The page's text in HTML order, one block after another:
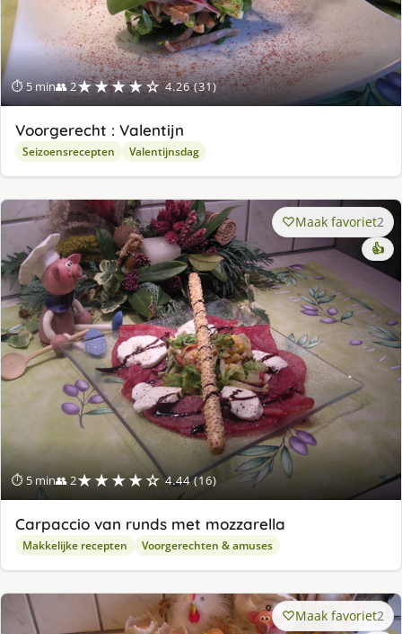
⏱ 5 min👥 2★★★★☆ 4.26 (31)
Voorgerecht : Valentijn
Seizoensrecepten Valentijnsdag
⏱ 5 min👥 2★★★★☆ 4.44 (16)
Maak favoriet2
👍
Carpaccio van runds met mozzarella
Makkelijke recepten Voorgerechten & amuses
Maak favoriet2